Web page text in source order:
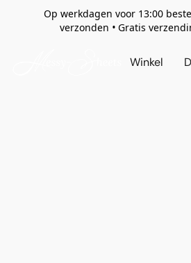
Op werkdagen voor 13:00
verzonden • Gratis
Winkel